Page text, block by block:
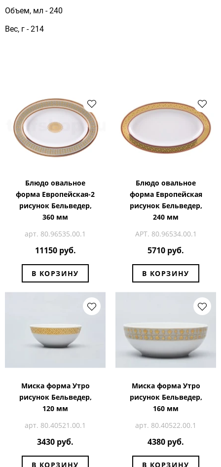
Объем, мл - 240
Вес, г - 214
Блюдо овальное
форма Европейская-2
рисунок Бельведер,
360 мм
арт. 80.96535.00.1
11150 руб.
В КОРЗИНУ
Блюдо овальное
форма Европейская
рисунок Бельведер,
240 мм
АРТ. 80.96534.00.1
5710 руб.
В КОРЗИНУ
Миска форма Утро
рисунок Бельведер,
120 мм
арт. 80.40521.00.1
3430 руб.
В КОРЗИНУ
Миска форма Утро
рисунок Бельведер,
160 мм
арт. 80.40522.00.1
4380 руб.
В КОРЗИНУ